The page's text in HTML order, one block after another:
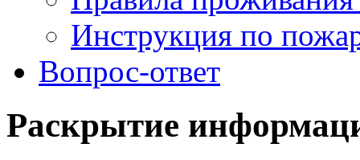
Инструкция по
Вопрос-ответ
Раскрытие